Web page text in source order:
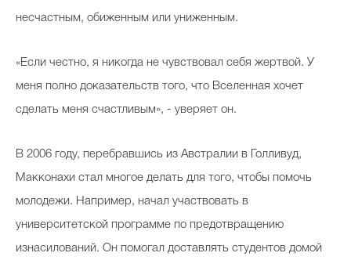
несчастным, обиженным или униженным.
«Если честно, я никогда не чувствовал себя жертвой. У
меня полно доказательств того, что Вселенная хочет
сделать меня счастливым», - уверяет он.
В 2006 году, перебравшись из Австралии в Голливуд,
Макконахи стал многое делать для того, чтобы помочь
молодежи. Например, начал участвовать в
университетской программе по предотвращению
изнасилований. Он помогал доставлять студентов домой